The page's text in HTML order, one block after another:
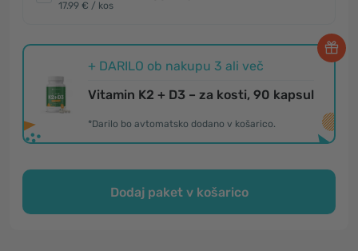
17.99 € / kos
+ DARILO ob nakupu 3 ali več
Vitamin K2 + D3 – za kosti, 90 kapsul
*Darilo bo avtomatsko dodano v košarico.
Dodaj paket v košarico